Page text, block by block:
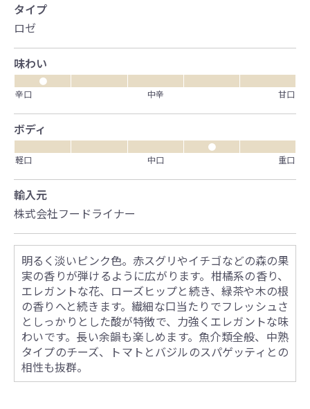
タイプ
ロゼ
味わい
●
辛口
中辛 甘口
ボディ
●
軽口
中口 重口
輸入元
株式会社フードライナー
明るく淡いピンク色。赤スグリやイチゴなどの森の果
実の香りが弾けるように広がります。柑橘系の香り、
エレガントな花、ローズヒップと続き、緑茶や木の根
の香りへと続きます。繊細な口当たりでフレッシュさ
としっかりとした酸が特徴で、力強くエレガントな味
わいです。長い余韻も楽しめます。魚介類全般、中熟
タイプのチーズ、トマトとバジルのスパゲッティとの
相性も抜群。